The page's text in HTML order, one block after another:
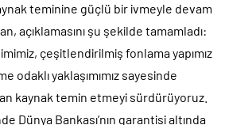
teminine güçlü bir ivmeyle devam
açıklamasını şu şekilde tamamladı:
çeşitlendirilmiş fonlama yapımız
odaklı yaklaşımımız sayesinde
kaynak temin etmeyi sürdürüyoruz.
Dünya Bankası’nın garantisi altında